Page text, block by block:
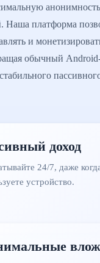
Наша платформа
и
обычный
Настройка занимает
:Вы управляете
в SMM,
доход
24/7, даже
устройство.